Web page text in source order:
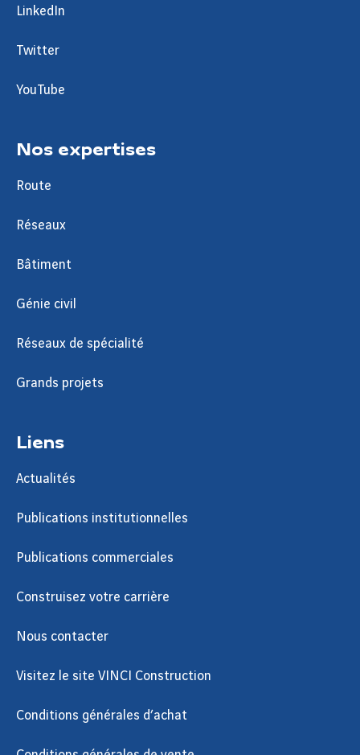
LinkedIn
Twitter
YouTube
Nos expertises
Route
Réseaux
Bâtiment
Génie civil
Réseaux de spécialité
Grands projets
Liens
Actualités
Publications institutionnelles
Publications commerciales
Construisez votre carrière
Nous contacter
Visitez le site VINCI Construction
Conditions générales d’achat